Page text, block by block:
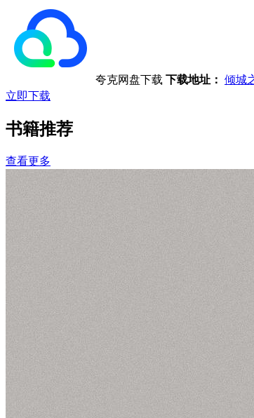
夸克网盘下载 下载地址： 倾城
立即下载
书籍推荐
查看更多